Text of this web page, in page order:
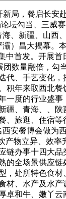
，餐启长安
坛勾当、三威
、新疆、山西
）昌大揭幕。
中首发。开展
数量翻倍，勾
、手艺变化
年来取西北
一度的行业盛
、青海、、陕
旅逛、住宿
安餐博会做为
物立异、效
办事十四大
全场景供应
处所特色食
、水产及水产
和牛、嫩丫